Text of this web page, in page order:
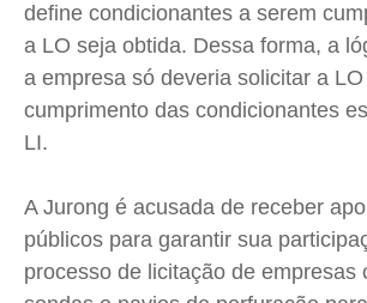
Caetano Roque
Gustavo Bastos
Jr Mignone (in memorian)
Publicidade Legal
Anuncie
Caetano Roque
Gustavo Bastos
Jr Mignone (in memorian)
Publicidade Legal
Anuncie
Caetano Roque
Gustavo Bastos
Jr Mignone (in memorian)
Publicidade Legal
Anuncie
Caetano Roque
Gustavo Bastos
Jr Mignone (in memorian)
Publicidade Legal
Anuncie
define condicionantes a serem
a LO seja obtida. Dessa forma, a
a empresa só deveria solicitar a
cumprimento das condicionantes
LI.
A Jurong é acusada de receber
públicos para garantir sua
processo de licitação de empresas